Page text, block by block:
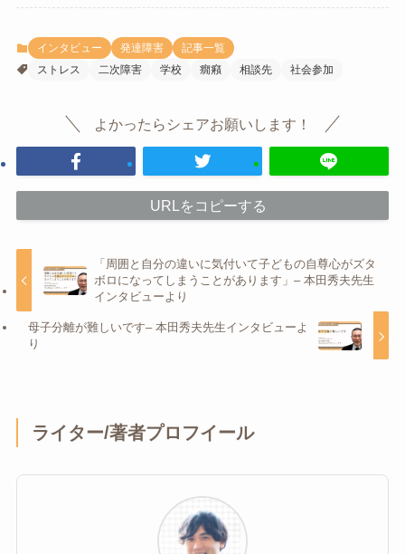
インタビュー 発達障害
記事一覧
ストレス
二次障害 学校 癇癪 相談先 社会参加
よかったらシェアお願いします！
URLをコピーする
「周囲と自分の違いに気付いて子どもの自尊心がズタ
ボロになってしまうことがあります」– 本田秀夫先生
インタビューより
母子分離が難しいです– 本田秀夫先生インタビューよ
り
ライター/著者プロフイール